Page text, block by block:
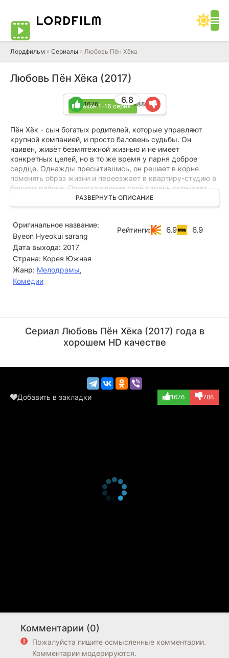
LORDFILM
Лордфильм » Сериалы » Любовь Пён Хёка
Любовь Пён Хёка (2017)
1 сезон 1-16 серия
6.8
1676 788
Пён Хёк - сын богатых родителей, которые управляют
крупной компанией, и просто баловень судьбы. Он
наивен, живёт безмятежной жизнью и не имеет
конкретных целей, но в то же время у парня доброе
сердце. Однажды пресытившись, он решает в корне
поменять образ жизни и переезжает в квартиру-студию в
бедном районе. Происхождение своё парень скрывает.
Пэк Чун живёт в том же районе. Она окончила хороший
занимается подработками, чтобы сводить концы с
концами. Тем не менее Пэу Чун жизнерадостна и
справедлива, однако жизнь девушки меняется, когда она
встречает Пён Хёка.
РАЗВЕРНУТЬ ОПИСАНИЕ
Оригинальное название:
Byeon Hyeokui sarang
Дата выхода: 2017
Страна: Корея Южная
Жанр: Мелодрамы,
Комедии
Рейтинги: 6.9 6.9
(Cleaning servic...)
(Baek Joon's fat...)
Сериал Любовь Пён Хёка (2017) года в
хорошем HD качестве
Добавить в закладки 1676 788
Комментарии (0)
Пожалуйста пишите осмысленные комментарии.
Комментарии модерируются.